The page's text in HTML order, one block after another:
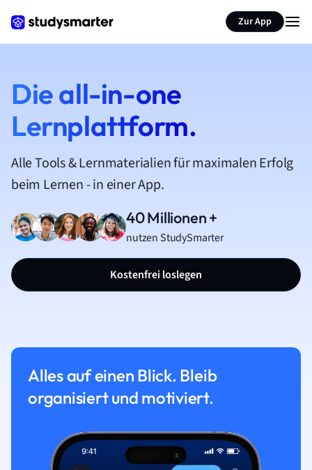
Zur App
Die all-in-one
Lernplattform.
Alle Tools & Lernmaterialien für maximalen Erfolg
beim Lernen - in einer App.
40 Millionen +
nutzen StudySmarter
Kostenfrei loslegen
Alles auf einen Blick. Bleib
organisiert und motiviert.